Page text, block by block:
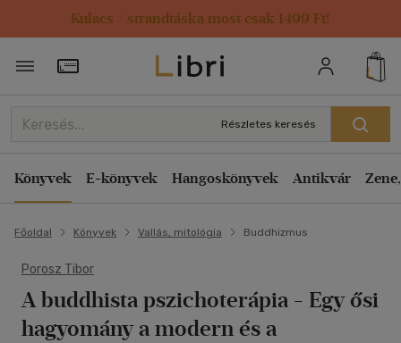
Kulacs / strandtáska most csak 1499 Ft!
Törzsvásárlói Kártya adatai
Részletes keresés
Könyvek E-könyvek Hangoskönyvek Antikvár
Főoldal Könyvek Vallás, mitológia Buddhizmus
Porosz Tibor
A buddhista pszichoterápia - Egy ősi
hagyomány a modern és a